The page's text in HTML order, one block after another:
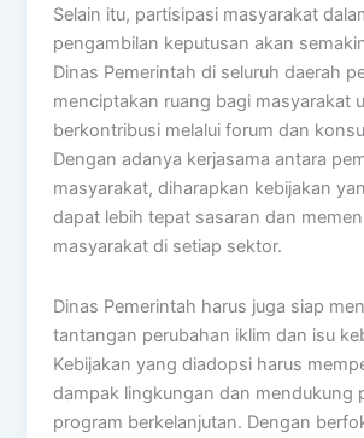
Selain itu, partisipasi masyarakat
pengambilan keputusan akan
Dinas Pemerintah di seluruh daerah
menciptakan ruang bagi masyarakat
berkontribusi melalui forum dan
Dengan adanya kerjasama antara
masyarakat, diharapkan kebijakan
dapat lebih tepat sasaran dan
masyarakat di setiap sektor.
Dinas Pemerintah harus juga siap
tantangan perubahan iklim dan isu
Kebijakan yang diadopsi harus
dampak lingkungan dan mendukung
program berkelanjutan. Dengan